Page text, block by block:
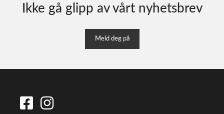
Ikke gå glipp av vårt nyhetsbrev
Meld deg på